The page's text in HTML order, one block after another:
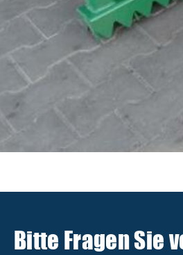
Bitte Fragen Sie